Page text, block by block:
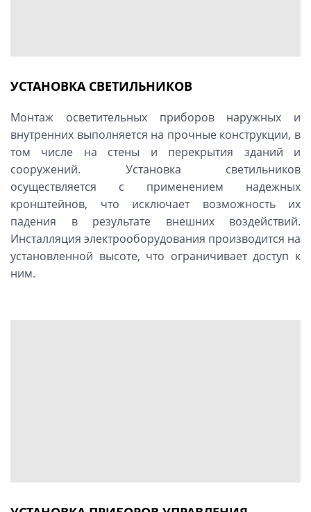
УСТАНОВКА СВЕТИЛЬНИКОВ
Монтаж осветительных приборов наружных и
внутренних выполняется на прочные конструкции, в
том числе на стены и перекрытия зданий и
сооружений. Установка светильников
осуществляется с применением надежных
кронштейнов, что исключает возможность их
падения в результате внешних воздействий.
Инсталляция электрооборудования производится на
установленной высоте, что ограничивает доступ к
ним.